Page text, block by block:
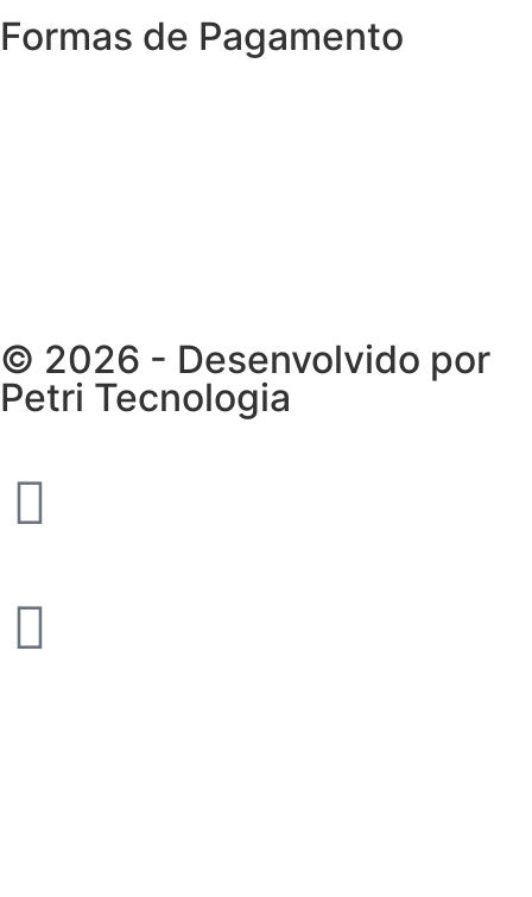
Formas de Pagamento
© 2026 - Desenvolvido por
Petri Tecnologia